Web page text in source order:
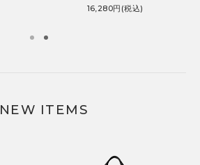
16,280円(税込)
NEW ITEMS